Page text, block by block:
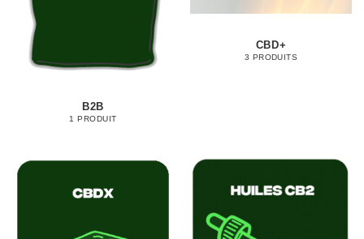
B2B
1 PRODUIT
CBD+
3 PRODUITS